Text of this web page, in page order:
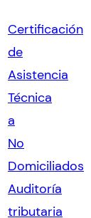
Certificación
de
Asistencia
Técnica
a
No
Domiciliados
Auditoría
tributaria